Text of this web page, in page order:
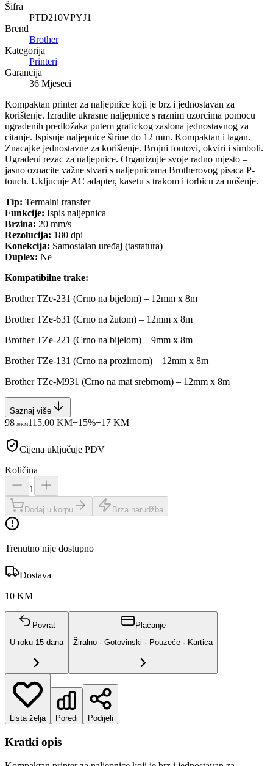
Šifra
PTD210VPYJ1
Brend
Brother
Kategorija
Printeri
Garancija
36 Mjeseci
Kompaktan printer za naljepnice koji je brz i jednostavan za
korištenje. Izradite ukrasne naljepnice s raznim uzorcima pomocu
ugradenih predložaka putem grafickog zaslona jednostavnog za
citanje. Ispisuje naljepnice širine do 12 mm. Kompaktan i lagan.
Znacajke jednostavne za korištenje. Brojni fontovi, okviri i simboli.
Ugradeni rezac za naljepnice. Organizujte svoje radno mjesto –
jasno oznacite važne stvari s naljepnicama Brotherovog pisaca P-
touch. Ukljucuje AC adapter, kasetu s trakom i torbicu za nošenje.
Tip: Termalni transfer
Funkcije: Ispis naljepnica
Brzina: 20 mm/s
Rezolucija: 180 dpi
Konekcija: Samostalan uređaj (tastatura)
Duplex: Ne
Kompatibilne trake:
Brother TZe-231 (Crno na bijelom) – 12mm x 8m
Brother TZe-631 (Crno na žutom) – 12mm x 8m
Brother TZe-221 (Crno na bijelom) – 9mm x 8m
Brother TZe-131 (Crno na prozirnom) – 12mm x 8m
Brother TZe-M931 (Crno na mat srebrnom) – 12mm x 8m
Saznaj više
98 00KM115,00 KM−15%−17KM
Cijena uključuje PDV
Količina
1
Dodaj u korpu Brza narudžba
Trenutno nije dostupno
Dostava
10 KM
Povrat
U roku 15 dana
Plaćanje
Žiralno · Gotovinski · Pouzeće · Kartica
Lista želja Poredi Podijeli
Kratki opis